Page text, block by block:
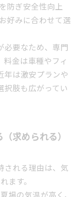
防ぎ安全性向上
好みに合わせて選
必要なため、専門
金は車種やフィ
年は激安プランや
択肢も広がってい
求められる）
される理由は、気
ます。